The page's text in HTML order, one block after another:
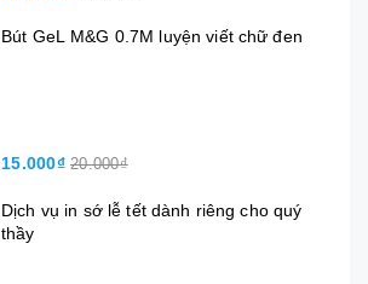
Bút GeL M&G 0.7M luyện viết chữ đen
15.000₫ 20.000₫
Dịch vụ in sớ lễ tết dành riêng cho quý
thầy